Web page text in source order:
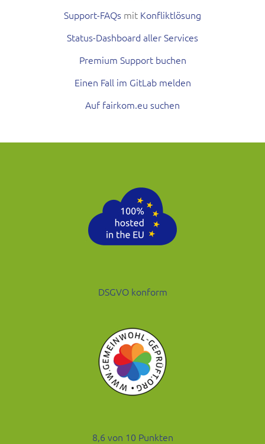
Support-FAQs mit Konfliktlösung
Status-Dashboard aller Services
Premium Support buchen
Einen Fall im GitLab melden
Auf fairkom.eu suchen
DSGVO konform
8,6 von 10 Punkten